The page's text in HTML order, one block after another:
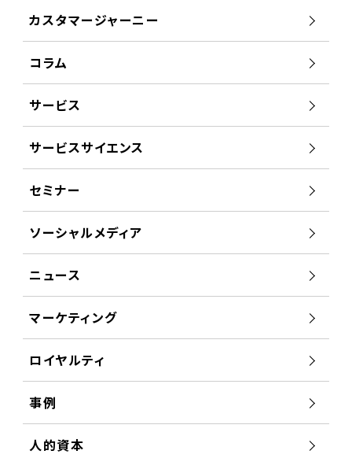
カスタマージャーニー
コラム
サービス
サービスサイエンス
セミナー
ソーシャルメディア
ニュース
マーケティング
ロイヤルティ
事例
人的資本